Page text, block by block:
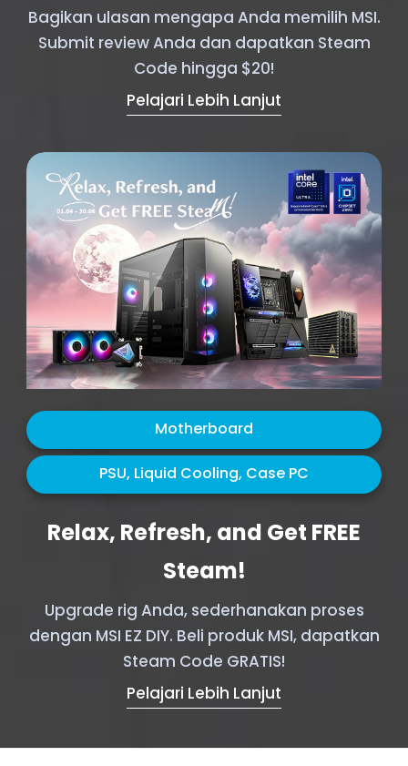
Bagikan ulasan mengapa Anda memilih MSI.
Submit review Anda dan dapatkan Steam
Code hingga $20!
Pelajari Lebih Lanjut
Motherboard
PSU, Liquid Cooling, Case PC
Relax, Refresh, and Get FREE
Steam!
Upgrade rig Anda, sederhanakan proses
dengan MSI EZ DIY. Beli produk MSI, dapatkan
Steam Code GRATIS!
Pelajari Lebih Lanjut